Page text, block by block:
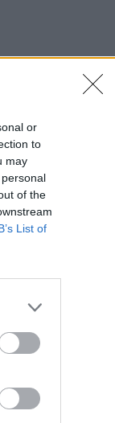
or
to
may
of the
List of